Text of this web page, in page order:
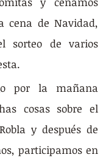
cena de Navidad,
sorteo de varios
por la mañana
cosas sobre el
y después de
participamos en